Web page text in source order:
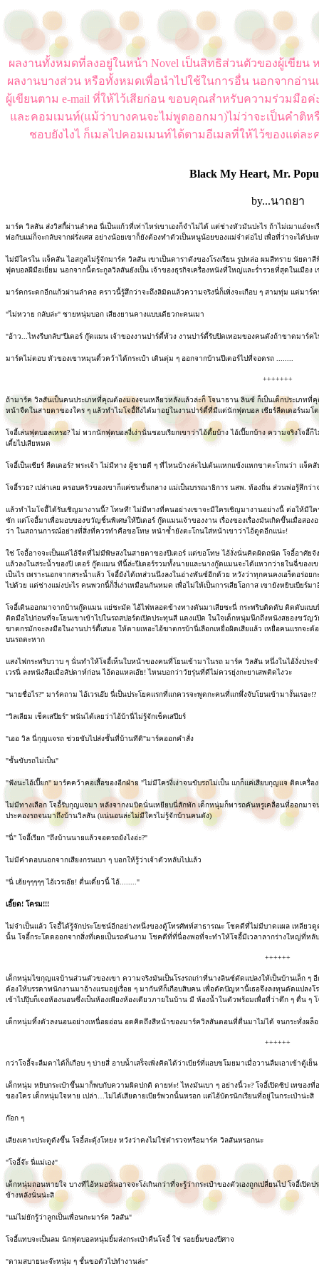
ผลงานทั้งหมดที่ลงอยู่ในหน้า Novel เป็นสิทธิส่วนตัวของผู้เขีย
ผลงานบางส่วน หรือทั้งหมดเพื่อนำไปใช้ในการอื่น นอกจากอ่า
ผู้เขียนตาม e-mail ที่ให้ไว้เสียก่อน ขอบคุณสำหรับความร่วมมือ
และคอมเมนท์(แม้ว่าบางคนจะไม่พูดออกมา)ไม่ว่าจะเป็นคำติ
ชอบยังไงไ ก็เมลไปคอมเมนท์ได้ตามอีเมลที่ให้ไว้ของแต่
Black My Heart, Mr.
by...นาถยา
มาร์ค วิลสัน ส่งวิสกี้ผ่านลำคอ นี่เป็นแก้วที่เท่าไหร่เขาเองก็จำไม่ได้ แต่ช่างหัวมันปะไร ถ้าไม่เมาแอ๋จ
พ่อกับแม่ก็จะกลับจากฝรั่งเศส อย่างน้อยเขาก็ยังต้องทำตัวเป็นหนูน้อยของแม่จ๋าต่อไป เพื่อที่ว่าจะได้ปะเ
ไม่มีใครใน แจ็คสัน ไอสกูลไม่รู้จักมาร์ค วิลสัน เขาเป็นดาราดังของโรงเรียน รูปหล่อ ผมสีทราย นัยตา
ฟุตบอลฝีมือเยี่ยม นอกจากนี้ตระกูลวิลสันยังเป็น เจ้าของธุรกิจเครื่องหนังที่ใหญ่และร่ำรวยที่สุดในเมื
มาร์คกระดกอีกแก้วผ่านลำคอ คราวนี้รู้สึกว่าจะถึงลิมิตแล้วความจริงนี่ก็เพิ่งจะเกือบ ๆ สามทุ่ม แต่มาร์
"ไม่หวาย กลับล่ะ" ชายหนุ่มบอก เสียงยานคางแบบเดียวกะคนเมา
"อ้าว...ไหงรีบกลับ"ปีเตอร์ กู๊ดแมน เจ้าของงานปาร์ตี้ท้วง งานปาร์ตี้รับปิดเทอมของคนดังถ้าขาดมาร์ค
มาร์คไม่ตอบ หัวของเขาหมุนติ้วคว้าได้กระเป๋า เดินดุ่ม ๆ ออกจากบ้านปีเตอร์ไปที่จอดรถ ........
+++++++
ถ้ามาร์ค วิลสันเป็นคนประเภทที่คุณต้องมองจนเหลียวหลังแล้วล่ะก็ โจนาธาน ลินซ์ ก็เป็นเด็กประเภท
หน้าจืดในสายตาของใคร ๆ แล้วทำไมโจอี้ถึงได้มาอยู่ในงานปาร์ตี้ที่มีแต่นักฟุตบอล เชียร์ลีดเดอร์นมโต
โจอี้เล่นฟุตบอลเหรอ? ไม่ พวกนักฟุตบอลงี่เง่านั่นชอบเรียกเขาว่าไอ้ตี้ยบ้าง ไอ้เปี๊ยกบ้าง ความจริงโจ
เตี้ยไปเสียหมด
โจอี้เป็นเชียร์ ลีดเดอร์? พระเจ้า ไม่มีทาง ผู้ชายดี ๆ ที่ไหนบ้างล่ะไปเต้นแหกแข้งแหกขาตะโกนว่า แจ็ค
โจอี้รวย? เปล่าเลย ครอบครัวของเขาก็แค่ชนชั้นกลาง แม่เป็นบรรณาธิการ นสพ. ท้องถิ่น ส่วนพ่อรู้สึกว่
แล้วทำไมโจอี้ได้รับเชิญมางานนี้? โทษที! ไม่มีทางที่คนอย่างเขาจะมีใครเชิญมางานอย่างนี้ ต่อให้มีใ
ชัก แต่โจอี้มาเพื่อมอบของขวัญชิ้นพิเศษให้ปีเตอร์ กู๊ดแมนเจ้าของงาน เรื่องของเรื่องมันเกิดขึ้นเมื่อสอ
ว่า ในสถานการณ์อย่างที่สิ่งที่ควรทำคือขอโทษ หนำซ้ำยังตะโกนใส่หน้าเขาว่าไอ้ตูดอีกแน่ะ!
ใช่ โจอี้อาจจะเป็นแค่ไอ้จืดที่ไม่มีพิษสงในสายตาของปีเตอร์ แต่ขอโทษ ไอ้งั่งนั่นคิดผิดถนัด โจอี้อาศัย
แล้วลงในสระน้ำของปี เตอร์ กู๊ดแมน ทีนี้ล่ะปีเตอร์รวมทั้งนายและนางกู๊ดแมนจะได้แหวกว่ายในฉี่ของเ
เป็นไร เพราะนอกจากสระน้ำแล้ว โจอี้ยังได้เทส่วนนึงลงในอ่างพันซ์อีกด้วย หวังว่าทุกคนคงเอร็ดอร่อ
ไปด้วย แต่ช่างแม่งปะไร คนพวกนี้ก็งี่เง่าเหมือนกันหมด เพื่อไม่ให้เป็นการเสียโอกาส เขายังหยิบเบียร์มา
โจอี้เดินออกมาจากบ้านกู๊ดแมน แย่ชะมัด ไอ้ไฟหลอดข้างทางดันมาเสียซะนี่ กระพริบติดดับ ติดดับแ
ติดมือไปก่อนที่จะโยนเขาเข้าไปในรถสปอร์ตเปิดประทุนสี แดงแป๊ด ในใจเด็กหนุ่มนึกถึงหนังสยองขวัญวัยรุ่
ฆาตกรมักจะลงมือในงานปาร์ตี้เสมอ ให้ตายเหอะไอ้ฆาตกรบ้านี่เลือกเหยื่อผิดเสียแล้ว เหยื่อคนแรกจ
บนรถตะหาก
แสงไฟกระพริบวาบ ๆ นั่นทำให้โจอี้เห็นใบหน้าของคนที่โยนเข้ามาในรถ มาร์ค วิลสัน หนึ่งในไอ้งั่งป
เวรนี่ ลงหนังสือเมื่อสัปดาห์ก่อน ไอ้ตอแหลเอ๊ย! ไหนบอกว่าวัยรุ่นที่ดีไม่ควรยุ่งกะยาเสพติดไงวะ
"นายชื่อไร?" มาร์คถาม ไอ้เวรเอ๊ย นี่เป็นประโยคแรกที่แกควรจะพูดกะคนที่แกพึ่งจับโยนเข้ามางั้นเรอะ!?
"วิลเลียม เช็คเสปียร์" พนันได้เลยว่าไอ้บ้านี่ไม่รู้จักเช็คเสปียร์
"เออ วิล นี่กุญแจรถ ช่วยขับไปส่งชั้นที่บ้านทีดิ"มาร์คออกคำสั่ง
"ชั้นขับรถไม่เป็น"
"ฟังนะไอ้เปี๊ยก" มาร์คคว้าคอเสื้อของอีกฝ่าย "ไม่มีใครงี่เง่าจนขับรถไม่เป็น แกก็แค่เสียบกุญแจ ติดเครื่อ
ไม่มีทางเลือก โจอี้รับกุญแจมา หลังจากงมบิดนั่นเหยียบนี่สักพัก เด็กหนุ่มก็พารถคันหรูเคลื่อนที่ออกม
ประคองรถจนมาถึงบ้านวิลสัน (แน่นอนล่ะไม่มีใครไม่รู้จักบ้านคนดัง)
"นี่" โจอี้เรียก "ถึงบ้านนายแล้วจอดรถยังไงอ่ะ?"
ไม่มีคำตอบนอกจากเสียงกรนเบา ๆ บอกให้รู้ว่าเจ้าตัวหลับไปแล้ว
"นี่ เฮ้ยๆๆๆๆๆ ไอ้เวรเอ๊ย! ตื่นเดี๋ยวนี้ ไอ้........"
เอี๊ยด! โครม!!!
ไม่จำเป็นแล้ว โจอี้ได้รู้จักประโยชน์อีกอย่างหนึ่งของตู้โทรศัพท์สาธารณะ โชคดีที่ไม่มีบาดแผล เหลียว
นั้น โจอี้กระโดดออกจากสิ่งที่เคยเป็นรถคันงาม โชคดีที่ที่นี่องพอที่จะทำให้โจอี้มีเวลาลากร่างใหญ่ที่ห
++++++
เด็กหนุ่มไขกุญแจบ้านส่วนตัวของเขา ความจริงมันเป็นโรงรถเก่าที่นางลินซ์ดัดแปลงให้เป็นบ้านเล็ก ๆ
ต้องให้บรรดาพนักงานมาอ้างแรมอยู่เรื่อย ๆ มากันทีก็เกือบสิบคน เพื่อตัดปัญหานี้เธอจึงลงทุนดัดแปลง
เข้าไปปุ๊บก็เจอห้องนอนซึ่งเป็นห้องเพียงห้องเดียวภายในบ้าน มี ห้องน้ำในตัวพร้อมเพื่อที่ว่าดึก ๆ ดื่น ๆ
เด็กหนุ่มทิ้งตัวลงนอนอย่างเหนื่อยอ่อน อดคิดถึงสีหน้าของมาร์ควิลสันตอนที่ตื่นมาไม่ได้ จนกระทั่งผล็อ
++++++
กว่าโจอี้จะลืมตาได้ก็เกือบ ๆ บ่ายสี่ อาบน้ำเสร็จเพิ่งคิดได้ว่าเบียร์ที่แอบขโมยมาเมื่อวานลืมเอาเข้าตู้เย็น
เด็กหนุ่ม หยิบกระเป๋าขึ้นมาก็พบกับความผิดปกติ ตายห่ะ! ไหงมันเบา ๆ อย่างนี้วะ? โจอี้เปิดซิป เทของ
ของใคร เด็กหนุ่มใจหาย เปล่า…ไม่ได้เสียดายเบียร์พวกนั้นหรอก แต่ไอ้บัตรนักเรียนที่อยู่ในกระเป๋าน่ะสิ
ก๊อก ๆ
เสียงเคาะประตูดังขึ้น โจอี้สะดุ้งโหยง หวังว่าคงไม่ใช่ตำรวจหรือมาร์ค วิลสันหรอกนะ
"โจอี้จ๊ะ นี่แม่เอง"
เด็กหนุ่มถอนหายใจ บางทีไอ้หมอนั่นอาจจะโง่เกินกว่าที่จะรู้ว่ากระเป๋าของตัวเองถูกเปลี่ยนไป โจอี้เปิด
ข้างหลังนั่นน่ะสิ
"แม่ไม่ยักรู้ว่าลูกเป็นเพื่อนกะมาร์ค วิลสัน"
โจอี้แทบจะเป็นลม นักฟุตบอลหนุ่มยิ้มส่งกระเป๋าคืนโจอี้ ใช่ รอยยิ้มของปีศาจ
"ตามสบายนะจ๊ะหนุ่ม ๆ ชั้นขอตัวไปทำงานล่ะ"